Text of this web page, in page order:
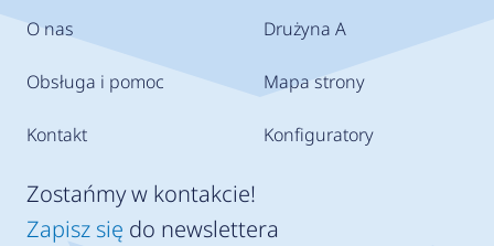
O nas
Obsługa i pomoc
Kontakt
Drużyna A
Mapa strony
Konfiguratory
Zostańmy w kontakcie!
Zapisz się do newslettera